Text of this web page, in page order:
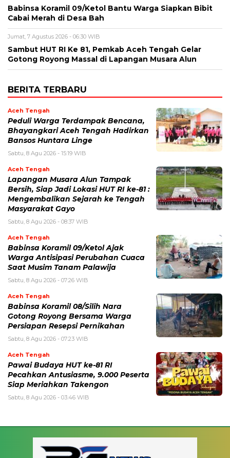
‎Babinsa Koramil 09/Ketol Bantu Warga Siapkan Bibit
Cabai Merah di Desa Bah
Jumat, 7 Agustus 2026 - 06:30 WIB
Sambut HUT RI Ke 81, Pemkab Aceh Tengah Gelar
Gotong Royong Massal di Lapangan Musara Alun
BERITA TERBARU
Aceh Tengah
Peduli Warga Terdampak Bencana,
Bhayangkari Aceh Tengah Hadirkan
Bansos Huntara Linge
Sabtu, 8 Agu 2026 - 15:19 WIB
Aceh Tengah
Lapangan Musara Alun Tampak
Bersih, Siap Jadi Lokasi HUT RI ke-81 :
Mengembalikan Sejarah ke Tengah
Masyarakat Gayo
Sabtu, 8 Agu 2026 - 08:37 WIB
Aceh Tengah
‎Babinsa Koramil 09/Ketol Ajak
Warga Antisipasi Perubahan Cuaca
Saat Musim Tanam Palawija
Sabtu, 8 Agu 2026 - 07:26 WIB
Aceh Tengah
‎Babinsa Koramil 08/Silih Nara
Gotong Royong Bersama Warga
Persiapan Resepsi Pernikahan
Sabtu, 8 Agu 2026 - 07:23 WIB
Aceh Tengah
Pawai Budaya HUT ke-81 RI
Pecahkan Antusiasme, 9.000 Peserta
Siap Meriahkan Takengon
Sabtu, 8 Agu 2026 - 03:46 WIB